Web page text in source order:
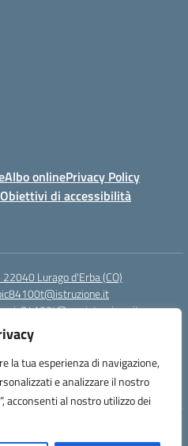
la tua esperienza di navigazione,
e analizzare il nostro
acconsenti al nostro utilizzo dei
Albo onlinePrivacy Policy
Obiettivi di accessibilità
Lurago d'Erba (CO)
coic84100t@pec.istruzione.it